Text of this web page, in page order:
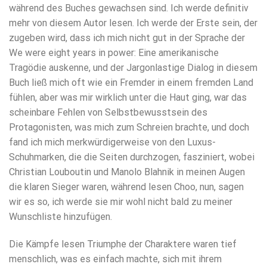
während des Buches gewachsen sind. Ich werde definitiv
mehr von diesem Autor lesen. Ich werde der Erste sein, der
zugeben wird, dass ich mich nicht gut in der Sprache der
We were eight years in power: Eine amerikanische
Tragödie auskenne, und der Jargonlastige Dialog in diesem
Buch ließ mich oft wie ein Fremder in einem fremden Land
fühlen, aber was mir wirklich unter die Haut ging, war das
scheinbare Fehlen von Selbstbewusstsein des
Protagonisten, was mich zum Schreien brachte, und doch
fand ich mich merkwürdigerweise von den Luxus-
Schuhmarken, die die Seiten durchzogen, fasziniert, wobei
Christian Louboutin und Manolo Blahnik in meinen Augen
die klaren Sieger waren, während lesen Choo, nun, sagen
wir es so, ich werde sie mir wohl nicht bald zu meiner
Wunschliste hinzufügen.
Die Kämpfe lesen Triumphe der Charaktere waren tief
menschlich, was es einfach machte, sich mit ihrem